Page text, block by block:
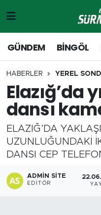
GÜNDEM BİNGÖL
HABERLER YEREL
Elazığ’da
dansı
ELAZIĞ’DA
UZUNLUĞUNDAKİ
DANSI CEP
ADMIN SITE
EDITÖR
Genç
Solhan
Karlıova
Adaklı-Kiğı
Merkez Hava
Merkez Trafik
Süper Lig Puan
Tüm Manşetler